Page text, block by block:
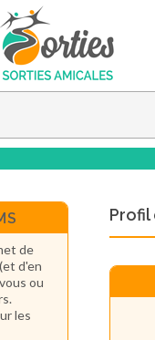
Profil
de
d'en
ou
les